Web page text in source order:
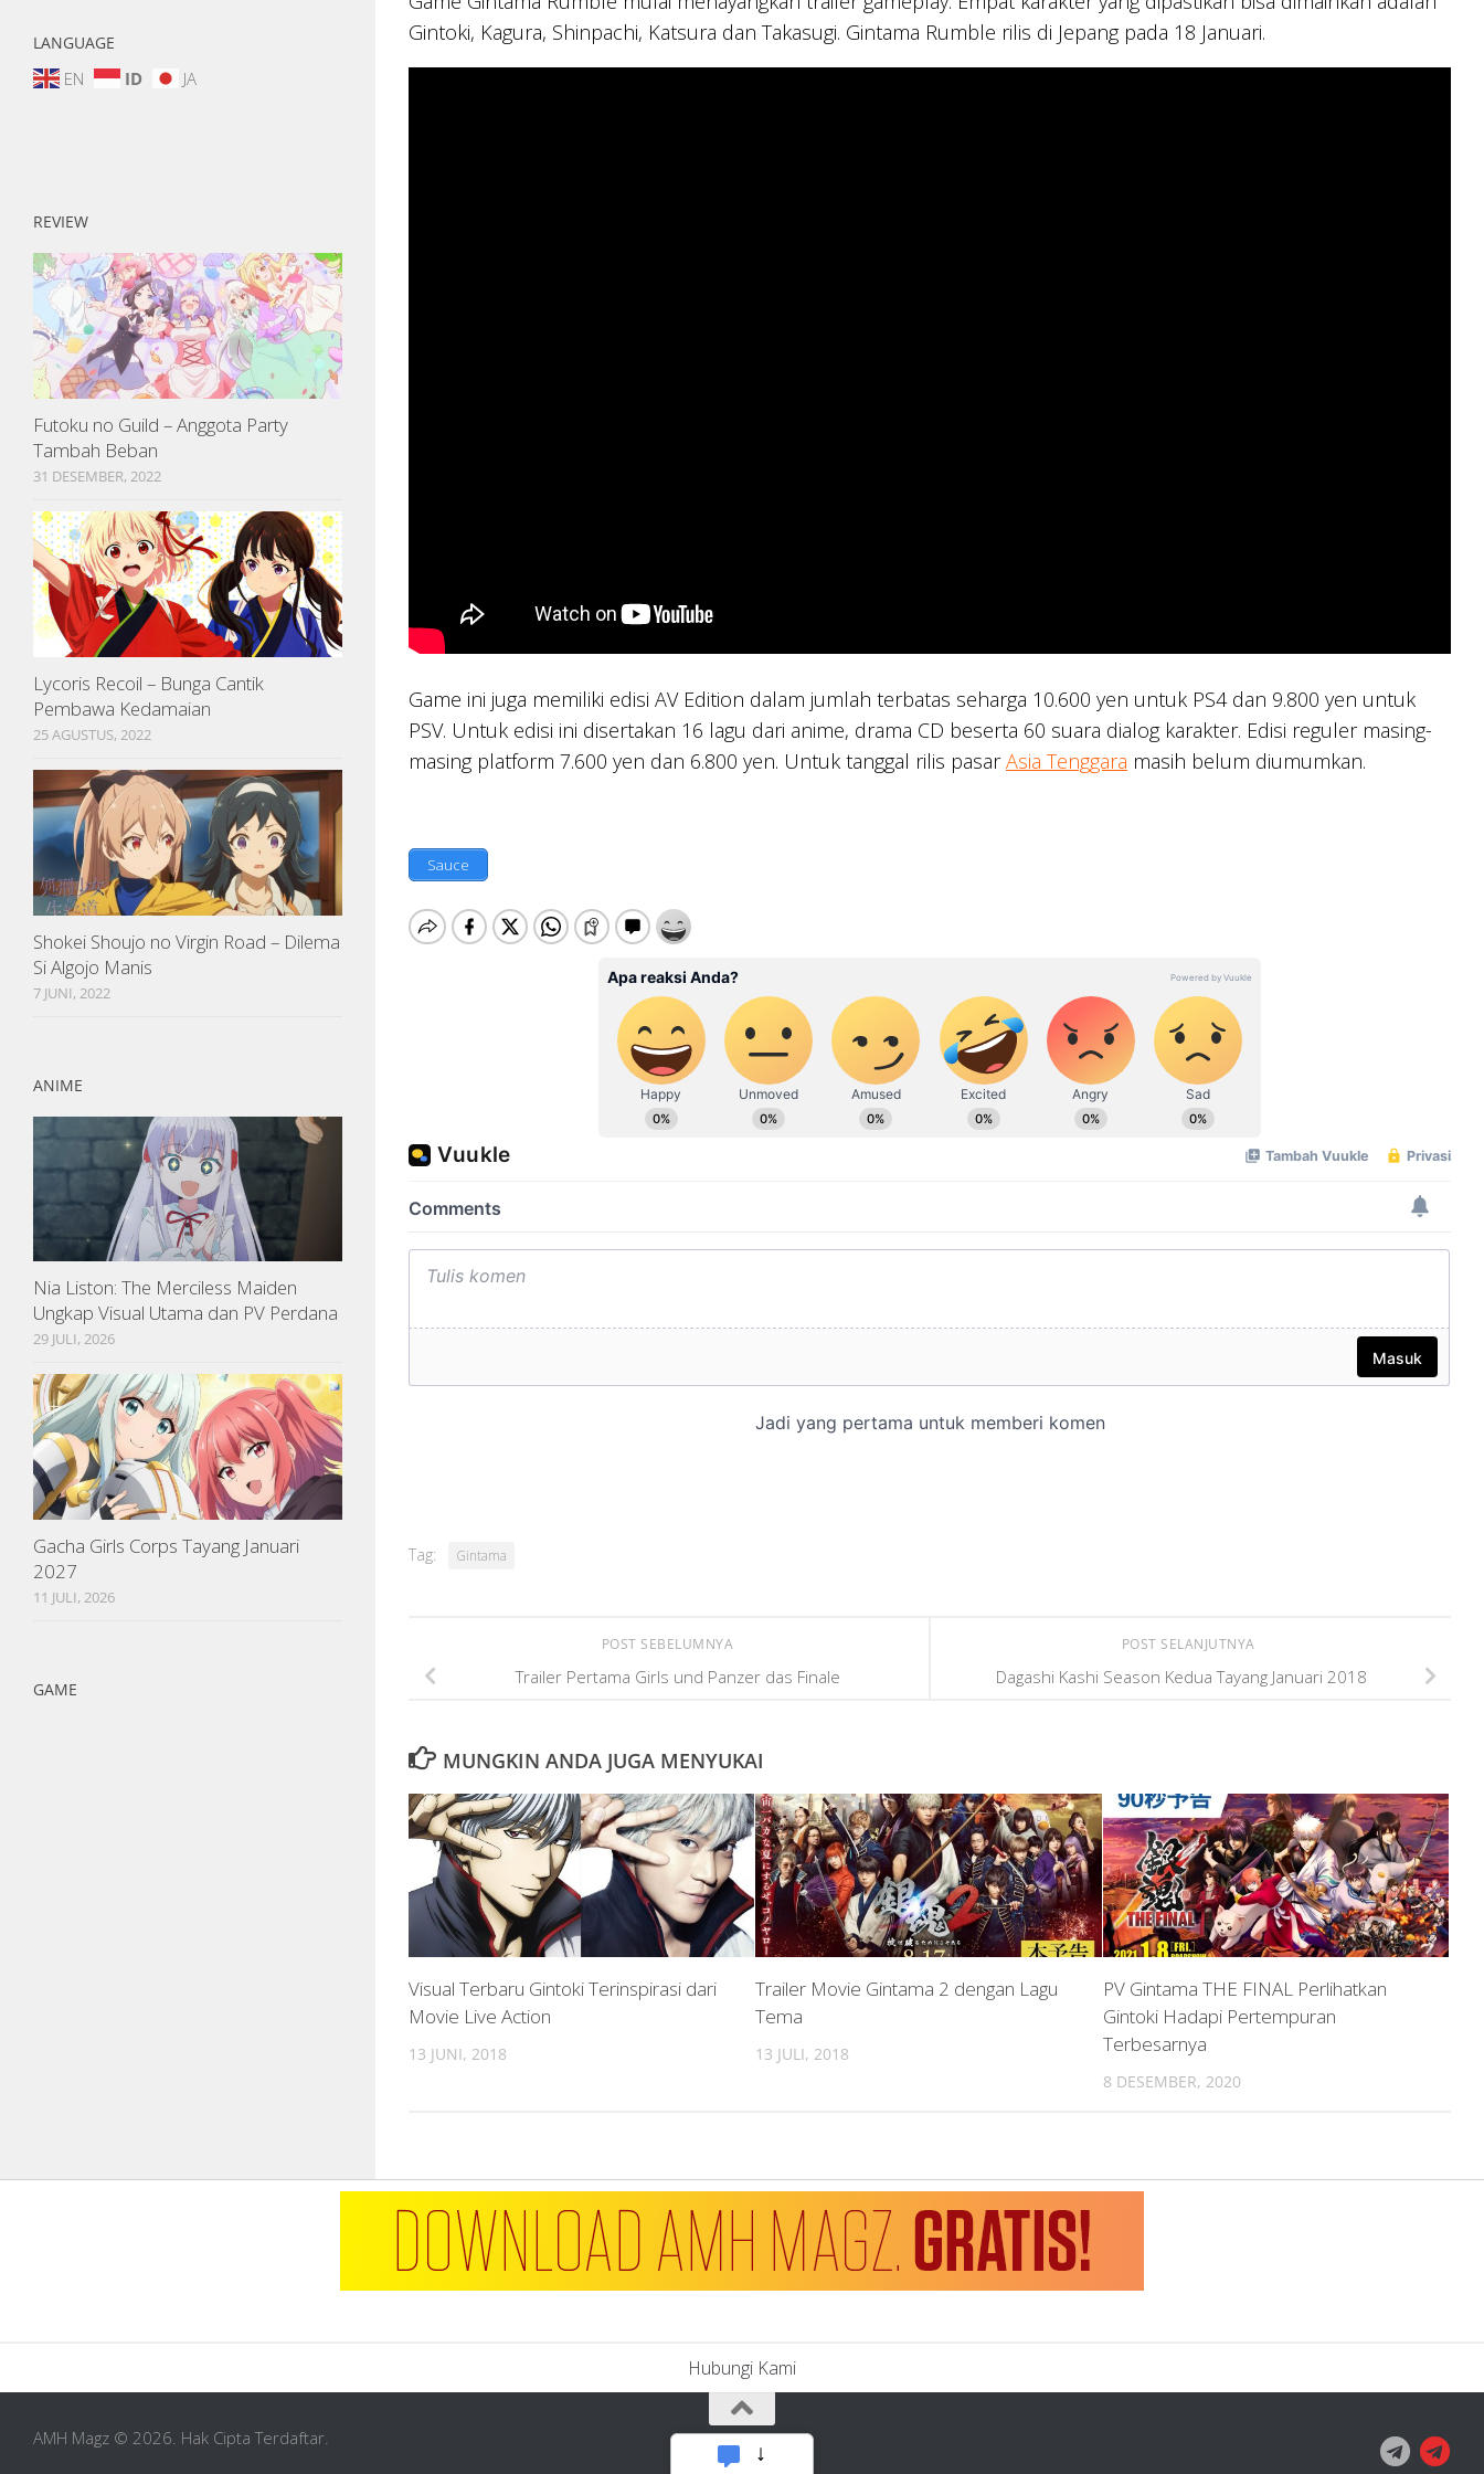
Gintoki, Kagura, Shinpachi, Katsura dan Takasugi. Gintama Rumble rilis di Jepang pada 18 Januari.
Game ini juga memiliki edisi AV Edition dalam jumlah terbatas seharga 10.600 yen untuk PS4 dan 9.800 yen untuk
PSV. Untuk edisi ini disertakan 16 lagu dari anime, drama CD beserta 60 suara dialog karakter. Edisi reguler masing-
masing platform 7.600 yen dan 6.800 yen. Untuk tanggal rilis pasarAsia Tenggara masih belum diumumkan.
Sauce
Tag: Gintama
POST SELANJUTNYA
Dagashi Kashi Season Kedua Tayang Januari 2018
POST SEBELUMNYA
Trailer Pertama Girls und Panzer das Finale
MUNGKIN ANDA JUGA MENYUKAI
Visual Terbaru Gintoki Terinspirasi dari
Movie Live Action
13 JUNI, 2018
Trailer Movie Gintama 2 dengan Lagu
Tema
13 JULI, 2018
PV Gintama THE FINAL Perlihatkan
Gintoki Hadapi Pertempuran
Terbesarnya
8 DESEMBER, 2020
LANGUAGE
EN ID JA
REVIEW
Futoku no Guild – Anggota Party
Tambah Beban
31 DESEMBER, 2022
Lycoris Recoil – Bunga Cantik
Pembawa Kedamaian
25 AGUSTUS, 2022
Shokei Shoujo no Virgin Road – Dilema
Si Algojo Manis
7 JUNI, 2022
ANIME
Nia Liston: The Merciless Maiden
Ungkap Visual Utama dan PV Perdana
29 JULI, 2026
Gacha Girls Corps Tayang Januari
2027
11 JULI, 2026
GAME
Hubungi Kami
AMH Magz © 2026. Hak Cipta Terdaftar.